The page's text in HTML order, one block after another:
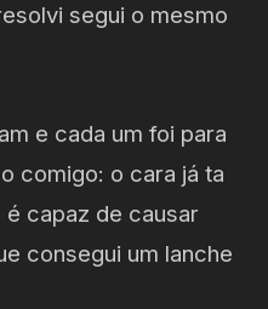
segui o mesmo
e cada um foi para
comigo: o cara já ta
é capaz de causar
consegui um lanche